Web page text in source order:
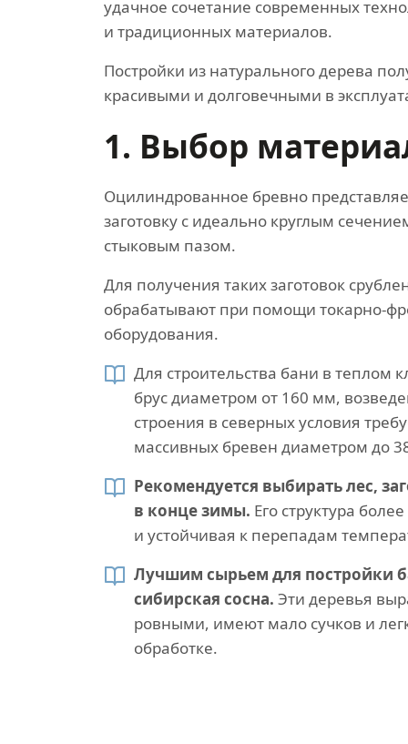
удачное сочетание современных
и традиционных материалов.
Постройки из натурального дерева
красивыми и долговечными в
1. Выбор
Оцилиндрованное бревно
заготовку с идеально круглым
стыковым пазом.
Для получения таких заготовок
обрабатывают при помощи токарно-
оборудования.
Для строительства бани в теплом
брус диаметром от 160 мм,
строения в северных условия
массивных бревен диаметром до
Рекомендуется выбирать лес,
в конце зимы. Его структура
и устойчивая к перепадам
Лучшим сырьем для постройки
сибирская сосна. Эти деревья
ровными, имеют мало сучков и
обработке.